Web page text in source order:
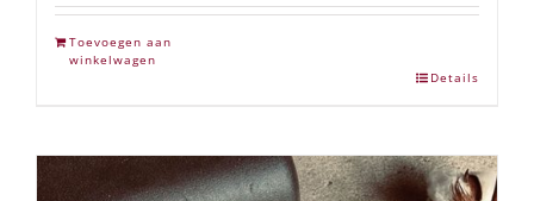
Toevoegen aan
winkelwagen
Details